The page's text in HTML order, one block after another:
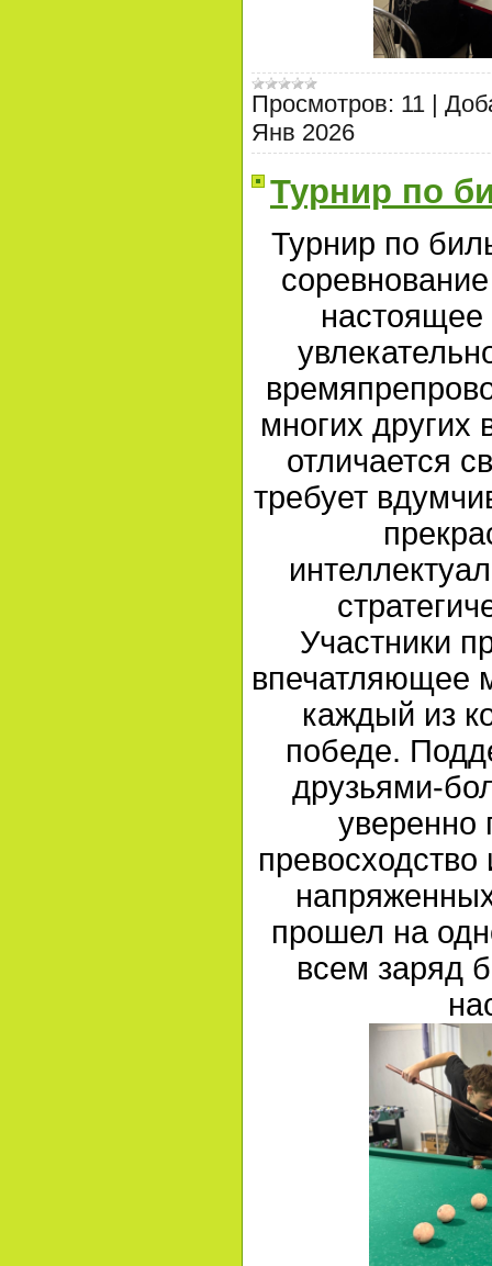
Просмотров: 11 |
Янв 2026
Турнир по
Турнир по
настоящее
многих других
отличается
требует
Участники
впечатляющее
каждый из
победе.
друзьями-
уверенно
превосходство
прошел на
всем заряд